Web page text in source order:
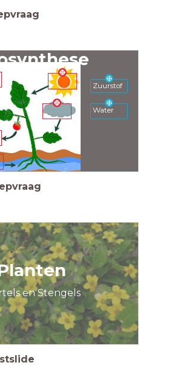
Zuurstof
Water
en Stengels